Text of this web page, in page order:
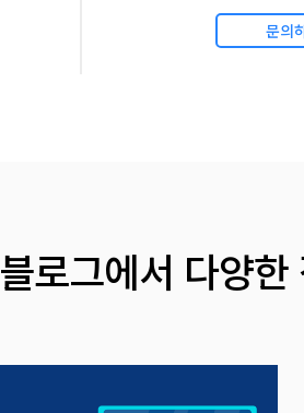
문의
블로그에서 다양한